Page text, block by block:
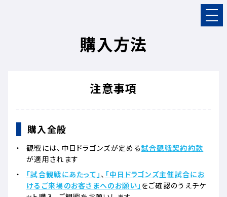
購入方法
注意事項
購入全般
観戦には、中日ドラゴンズが定める試合観戦契約約款
が適用されます
「試合観戦にあたって」 、 「中日ドラゴンズ主催試合にお
けるご来場のお客さまへのお願い」 をご確認のうえチケ